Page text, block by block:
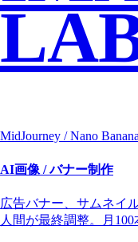
MidJourney / Nano
AI画像 / バナー制作
広告バナー、サムネイ
人間が最終調整。月100